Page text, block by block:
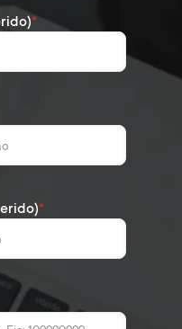
*
*